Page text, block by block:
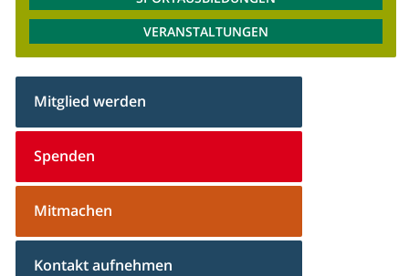
VERANSTALTUNGEN
Mitglied werden
Spenden
Mitmachen
Kontakt aufnehmen